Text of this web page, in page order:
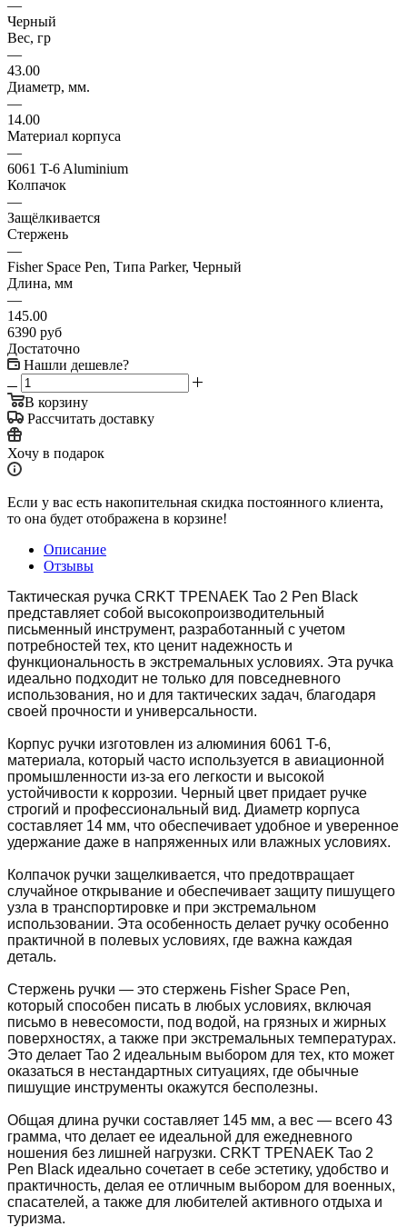
—
Черный
Вес, гр
—
43.00
Диаметр, мм.
—
14.00
Материал корпуса
—
6061 T-6 Aluminium
Колпачок
—
Защёлкивается
Стержень
—
Fisher Space Pen, Типа Parker, Черный
Длина, мм
—
145.00
6390 руб
Достаточно
Нашли дешевле?
В корзину
Рассчитать доставку
Хочу в подарок
Если у вас есть накопительная скидка постоянного клиента,
то она будет отображена в корзине!
Описание
Отзывы
Тактическая ручка CRKT TPENAEK Tao 2 Pen Black
представляет собой высокопроизводительный
письменный инструмент, разработанный с учетом
потребностей тех, кто ценит надежность и
функциональность в экстремальных условиях. Эта ручка
идеально подходит не только для повседневного
использования, но и для тактических задач, благодаря
своей прочности и универсальности.
Корпус ручки изготовлен из алюминия 6061 T-6,
материала, который часто используется в авиационной
промышленности из-за его легкости и высокой
устойчивости к коррозии. Черный цвет придает ручке
строгий и профессиональный вид. Диаметр корпуса
составляет 14 мм, что обеспечивает удобное и уверенное
удержание даже в напряженных или влажных условиях.
Колпачок ручки защелкивается, что предотвращает
случайное открывание и обеспечивает защиту пишущего
узла в транспортировке и при экстремальном
использовании. Эта особенность делает ручку особенно
практичной в полевых условиях, где важна каждая
деталь.
Стержень ручки — это стержень Fisher Space Pen,
который способен писать в любых условиях, включая
письмо в невесомости, под водой, на грязных и жирных
поверхностях, а также при экстремальных температурах.
Это делает Tao 2 идеальным выбором для тех, кто может
оказаться в нестандартных ситуациях, где обычные
пишущие инструменты окажутся бесполезны.
Общая длина ручки составляет 145 мм, а вес — всего 43
грамма, что делает ее идеальной для ежедневного
ношения без лишней нагрузки. CRKT TPENAEK Tao 2
Pen Black идеально сочетает в себе эстетику, удобство и
практичность, делая ее отличным выбором для военных,
спасателей, а также для любителей активного отдыха и
туризма.